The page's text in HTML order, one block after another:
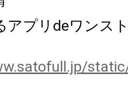
アプリdeワンス